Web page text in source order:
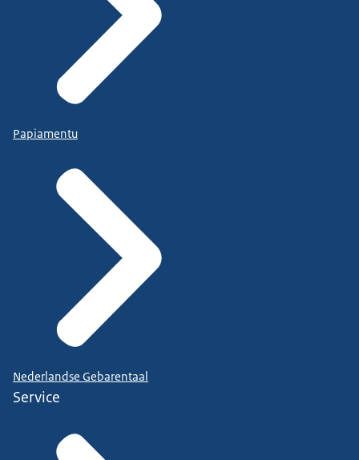
Papiamentu
Nederlandse Gebarentaal
Service